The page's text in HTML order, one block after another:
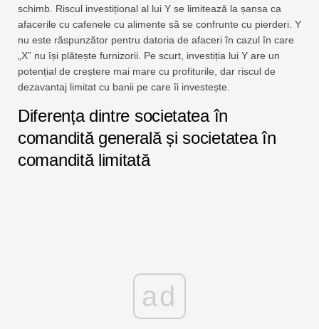
schimb. Riscul investițional al lui Y se limitează la șansa ca
afacerile cu cafenele cu alimente să se confrunte cu pierderi. Y
nu este răspunzător pentru datoria de afaceri în cazul în care
„X” nu își plătește furnizorii. Pe scurt, investiția lui Y are un
potențial de creștere mai mare cu profiturile, dar riscul de
dezavantaj limitat cu banii pe care îi investește.
Diferența dintre societatea în
comandită generală și societatea în
comandită limitată
ad